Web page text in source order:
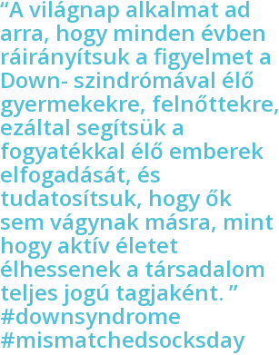
“A világnap alkalmat ad
arra, hogy minden évben
ráirányítsuk a figyelmet a
Down- szindrómával élő
gyermekekre, felnőttekre,
ezáltal segítsük a
fogyatékkal élő emberek
elfogadását, és
tudatosítsuk, hogy ők
sem vágynak másra, mint
hogy aktív életet
élhessenek a társadalom
teljes jogú tagjaként. ”
#downsyndrome
#mismatchedsocksday